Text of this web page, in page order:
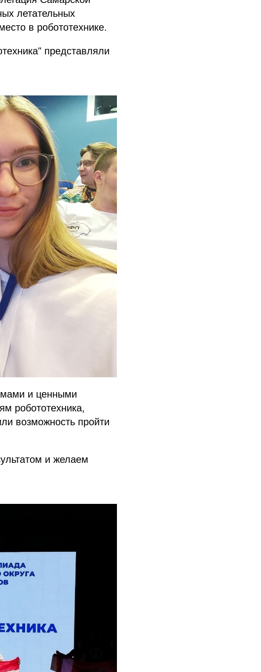
летательных
в робототехнике.
представляли
и ценными
робототехника,
возможность пройти
и желаем